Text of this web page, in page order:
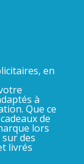
en
à
Que ce
de
lors
des
livrés